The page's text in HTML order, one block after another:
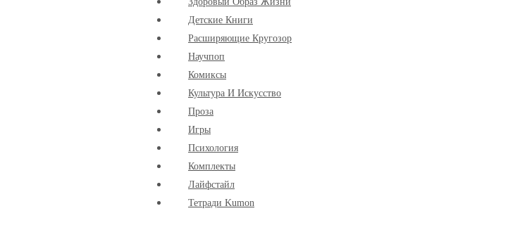
Детские Книги
Расширяющие Кругозор
Научпоп
Комиксы
Культура И Искусство
Проза
Игры
Психология
Комплекты
Лайфстайл
Тетради Kumon